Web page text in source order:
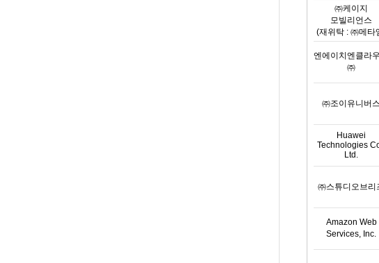
㈜케이지
모빌리언스
(재위탁: ㈜메타
엔에이치엔클라
㈜
㈜조이유니버스
Huawei
Technologies
Ltd.
㈜스튜디오브리
Amazon Web
Services, Inc.